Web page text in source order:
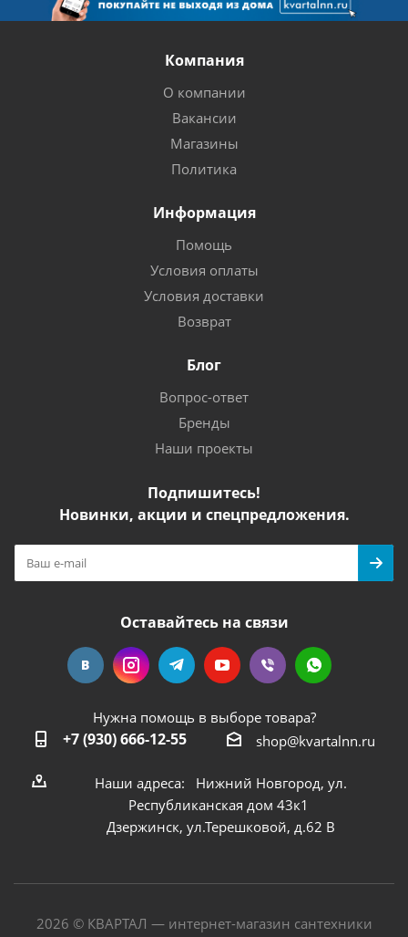
Компания
О компании
Вакансии
Магазины
Политика
Информация
Помощь
Условия оплаты
Условия доставки
Возврат
Блог
Вопрос-ответ
Бренды
Наши проекты
Подпишитесь!
Новинки, акции и спецпредложения.
Оставайтесь на связи
Нужна помощь в выборе товара?
+7 (930) 666-12-55 shop@kvartalnn.ru
Наши адреса: Нижний Новгород, ул.
Республиканская дом 43к1
Дзержинск, ул.Терешковой, д.62 В
2026 © КВАРТАЛ — интернет-магазин сантехники